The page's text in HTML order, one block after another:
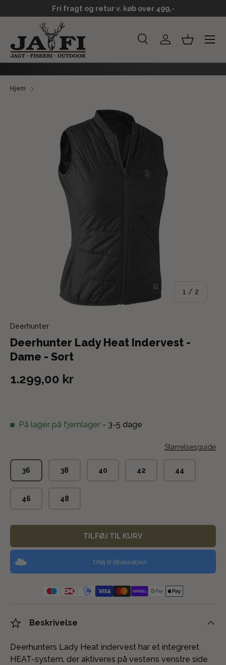
GÅ TIL INDHOLD
Fri fragt og retur v. køb over 499,-
Søg Log indKurv
Menu
Hjem
1 / af
2
Deerhunter
Deerhunter Lady Heat Indervest -
Dame - Sort
1.299,00 kr
På lager på fjernlager - 3-5 dage
Størrelsesguide
36 38 40 42 44
46 48
TILFØJ TIL KURV
Tilføj til Ønskeskyen
Beskrivelse
Deerhunters Lady Heat indervest har et integreret
HEAT-system, der aktiveres på vestens venstre side